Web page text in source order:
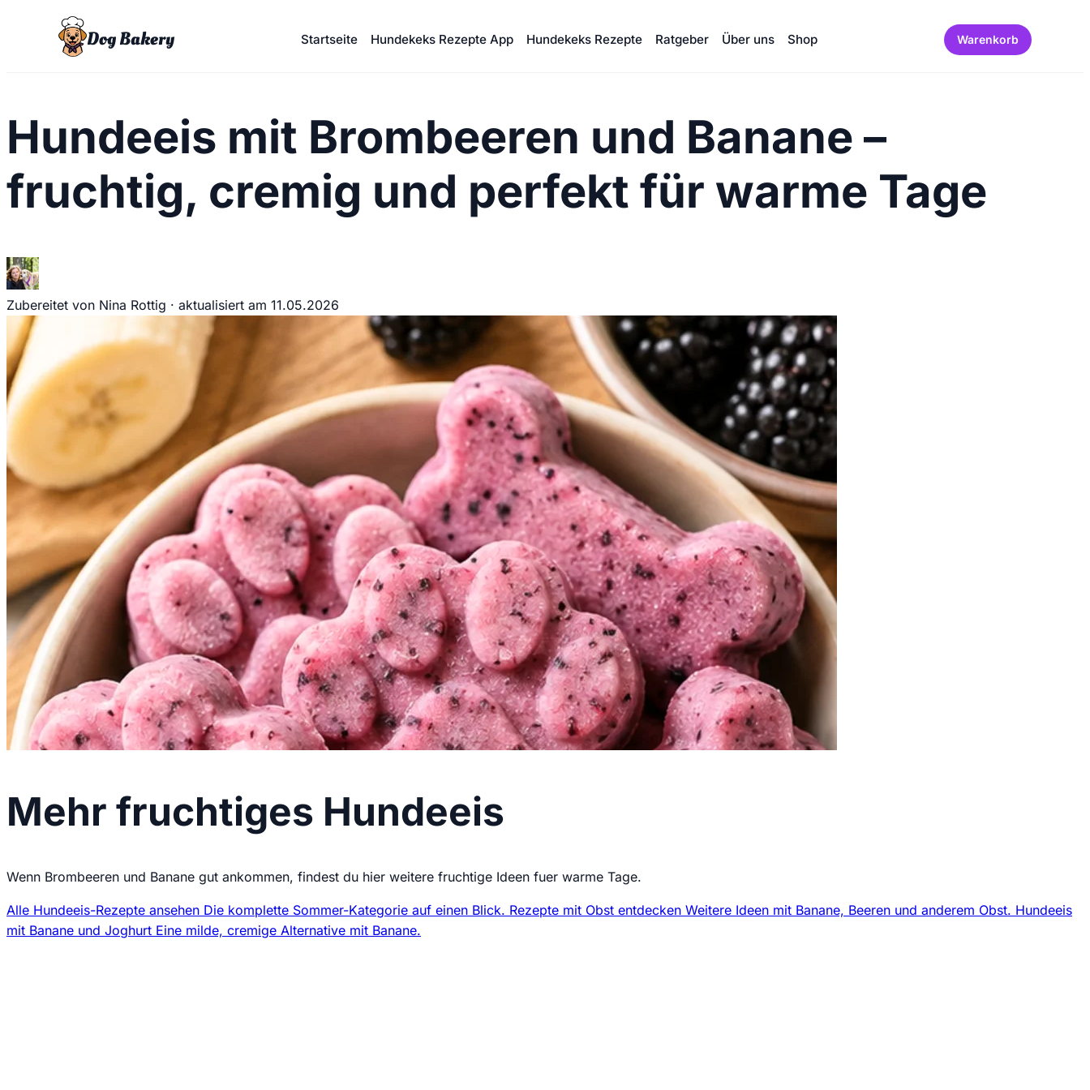
Dog Bakery Startseite Hundekeks Rezepte App Hundekeks Rezepte Ratgeber Über uns Shop Warenkorb
Hundeeis mit Brombeeren und Banane –
fruchtig, cremig und perfekt für warme Tage
Zubereitet von Nina Rottig · aktualisiert am 11.05.2026
Mehr fruchtiges Hundeeis
Wenn Brombeeren und Banane gut ankommen, findest du hier weitere fruchtige Ideen fuer warme Tage.
Alle Hundeeis-Rezepte ansehen Die komplette Sommer-Kategorie auf einen Blick. Rezepte mit Obst entdecken Weitere Ideen mit Banane, Beeren und anderem Obst. Hundeeis
mit Banane und Joghurt Eine milde, cremige Alternative mit Banane.